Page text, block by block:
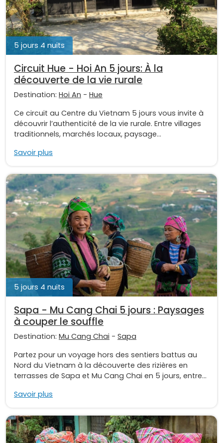
5 jours 4 nuits
Circuit Hue - Hoi An 5 jours: À la
découverte de la vie rurale
Destination: Hoi An - Hue
Ce circuit au Centre du Vietnam 5 jours vous invite à
découvrir l’authenticité de la vie rurale. Entre villages
traditionnels, marchés locaux, paysage...
Savoir plus
5 jours 4 nuits
Sapa - Mu Cang Chai 5 jours : Paysages
à couper le souffle
Destination: Mu Cang Chai - Sapa
Partez pour un voyage hors des sentiers battus au
Nord du Vietnam à la découverte des rizières en
terrasses de Sapa et Mu Cang Chai en 5 jours, entre...
Savoir plus